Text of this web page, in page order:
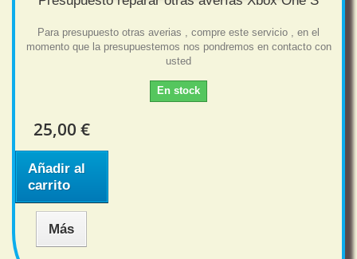
Para presupuesto otras averias , compre este servicio , en el
momento que la presupuestemos nos pondremos en contacto con
usted
En stock
25,00 €
Añadir al
carrito
Más